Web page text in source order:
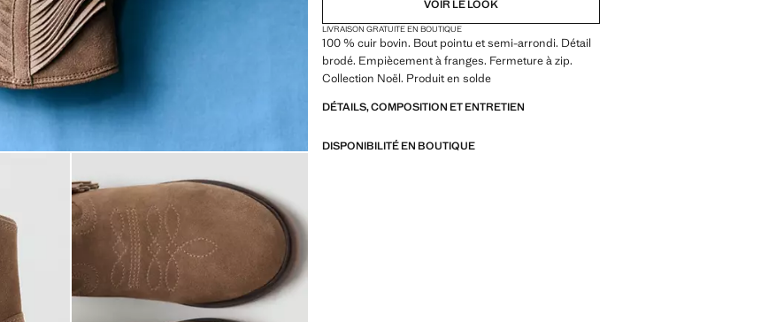
VOIR LE LOOK
LIVRAISON GRATUITE EN BOUTIQUE
100 % cuir bovin. Bout pointu et semi-arrondi. Détail
brodé. Empiècement à franges. Fermeture à zip.
Collection Noël. Produit en solde
DÉTAILS, COMPOSITION ET ENTRETIEN
DISPONIBILITÉ EN BOUTIQUE